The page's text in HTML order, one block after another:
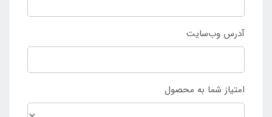
آدرس وب‌سایت
امتیاز شما به محصول